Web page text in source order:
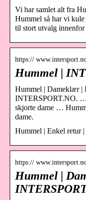
Vi har samlet alt fra
Hummel så har vi
til stort utvalg innenfor
https://
Hummel |
Hummel | Dameklær |
INTERSPORT.NO. …
skjorte dame …
dame.
Hummel | Enkel retur
https://
Hummel |